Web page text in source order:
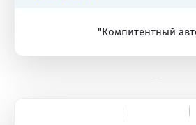
"Компитентный